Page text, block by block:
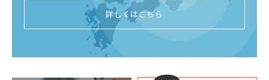
詳しくはこちら